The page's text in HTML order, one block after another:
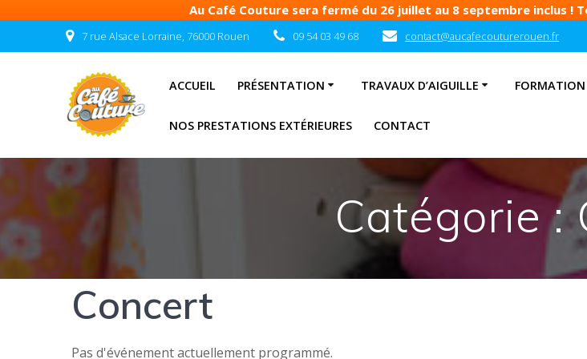
Au Café Couture sera fermé du 26 juillet au 8 septembre inclus !
au
7 rue Alsace Lorraine, 76000 Rouen 09 54 03 49 68 contact@aucafecouturerouen.fr
ACCUEIL PRÉSENTATION TRAVAUX D’AIGUILLE FORMATION
NOS PRESTATIONS EXTÉRIEURES CONTACT
Catégorie :
Concert
Pas d'événement actuellement programmé.